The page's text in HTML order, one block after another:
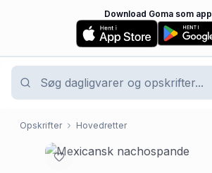
Download Goma som app
Opskrifter Hovedretter